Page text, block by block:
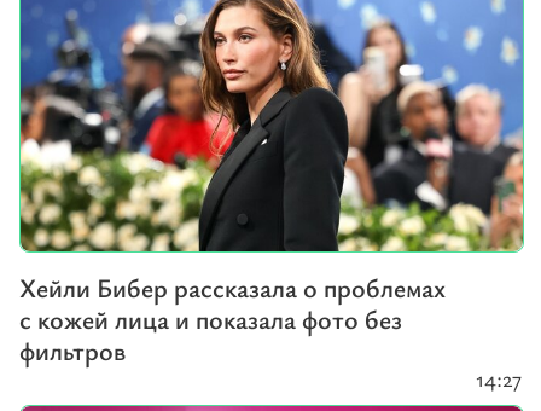
Хейли Бибер рассказала о проблемах
с кожей лица и показала фото без
фильтров
14:27